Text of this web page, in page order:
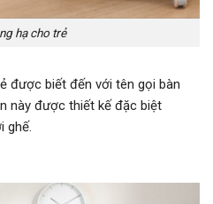
hạ cho trẻ
được biết đến với tên gọi bàn
này được thiết kế đặc biệt
ghế.